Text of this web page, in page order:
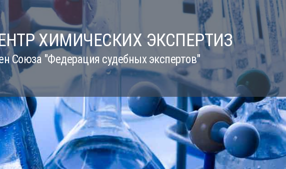
ХИМИЧЕСКИХ ЭКСПЕРТИЗ
Союза "Федерация судебных экспертов"